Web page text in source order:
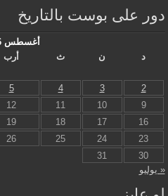
دور على بوست بالتاريخ
أغسطس 2026
د
ن ث أرب
2
3
4
5
9
10
11
12
16
17
18
19
23
24
25
26
30
31
« يوليو